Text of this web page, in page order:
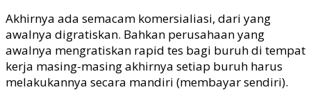
Akhirnya ada semacam komersialiasi, dari yang
awalnya digratiskan. Bahkan perusahaan yang
awalnya mengratiskan rapid tes bagi buruh di tempat
kerja masing-masing akhirnya setiap buruh harus
melakukannya secara mandiri (membayar sendiri).